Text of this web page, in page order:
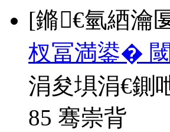
[鏅€氫綇瀹
杈冨満鍙�
涓夋埧涓€鍘
85 骞崇背